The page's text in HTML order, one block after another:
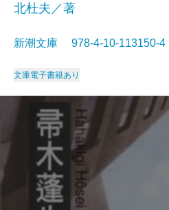
北杜夫／著
新潮文庫 978-4-10-
文庫電子書籍あり